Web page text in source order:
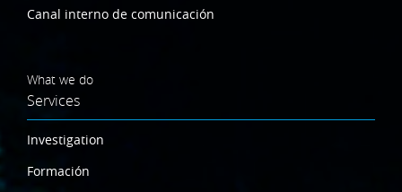
Canal interno de comunicación
What we do
Services
Investigation
Formación